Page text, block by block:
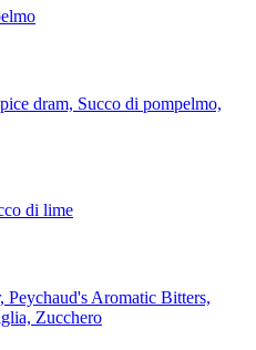
dram, Succo di pompelmo,
di lime
Aromatic Bitters,
Zucchero